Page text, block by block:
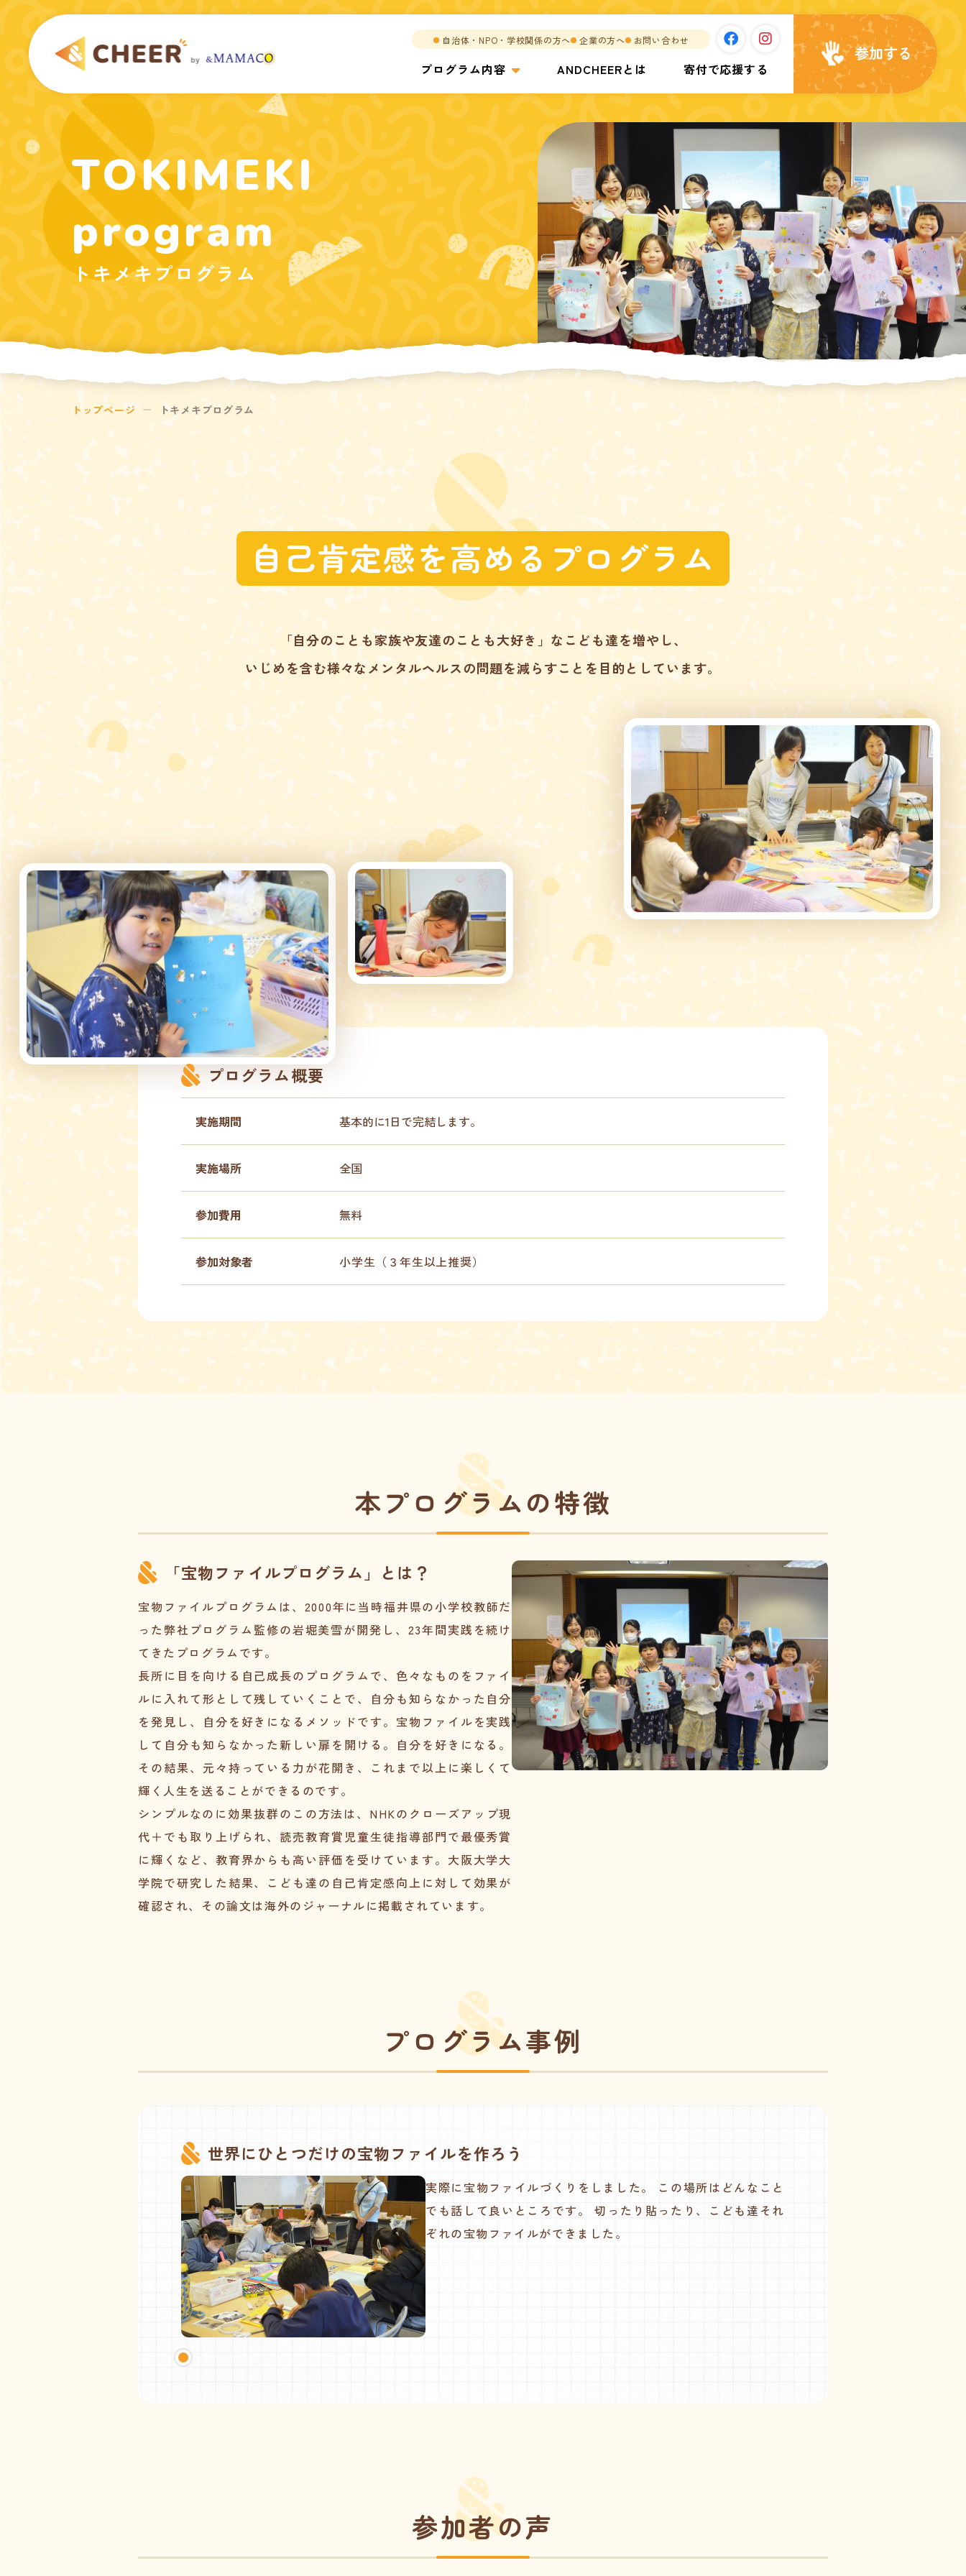
自治体・NPO・学校関係の方へ 企業の方へ お問い合わせ
プログラム内容 ANDCHEERとは 寄付で応援する
参加する
TOKIMEKI
program
トキメキプログラム
トップページ トキメキプログラム
自己肯定感を高めるプログラム
「自分のことも家族や友達のことも大好き」なこども達を増やし、
いじめを含む様々なメンタルヘルスの問題を減らすことを目的としています。
プログラム概要
実施期間 基本的に1日で完結します。
実施場所 全国
参加費用 無料
参加対象者 小学生（３年生以上推奨）
本プログラムの特徴
「宝物ファイルプログラム」とは？
宝物ファイルプログラムは、2000年に当時福井県の小学校教師だ
った弊社プログラム監修の岩堀美雪が開発し、23年間実践を続け
てきたプログラムです。
長所に目を向ける自己成長のプログラムで、色々なものをファイ
ルに入れて形として残していくことで、自分も知らなかった自分
を発見し、自分を好きになるメソッドです。宝物ファイルを実践
して自分も知らなかった新しい扉を開ける。自分を好きになる。
その結果、元々持っている力が花開き、これまで以上に楽しくて
輝く人生を送ることができるのです。
シンプルなのに効果抜群のこの方法は、NHKのクローズアップ現
代＋でも取り上げられ、読売教育賞児童生徒指導部門で最優秀賞
に輝くなど、教育界からも高い評価を受けています。大阪大学大
学院で研究した結果、こども達の自己肯定感向上に対して効果が
確認され、その論文は海外のジャーナルに掲載されています。
プログラム事例
世界にひとつだけの宝物ファイルを作ろう
実際に宝物ファイルづくりをしました。 この場所はどんなこと
でも話して良いところです。 切ったり貼ったり、こども達それ
ぞれの宝物ファイルができました。
参加者の声